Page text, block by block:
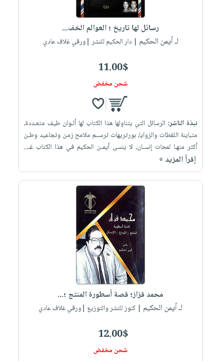
رسائل لها تاريخ ؛ العوالم الخف...
لـ أيمن الحكيم | دار الحكيم للنشر |ورقي غلاف عادي
11.00$
شحن مخفض
نبذة الناشر: الرسائل التي يتناولها هذا الكتاب لها ألـوان طيف متعـددة،
متباينة اللقطات والزوايا، بورتريهات ترســم ملامح زمن وتجاعيد وطـن
أكثر منهـا لمحات إنسـان، لا ينسى أيمـن الحكيم في هذا الكتاب غـ...
إقرأ المزيد »
محمد قزاز؛ قصة أسطورة المنتج ؛...
لـ أيمن الحكيم | كنوز للنشر والتوزيع |ورقي غلاف عادي
12.00$
شحن مخفض